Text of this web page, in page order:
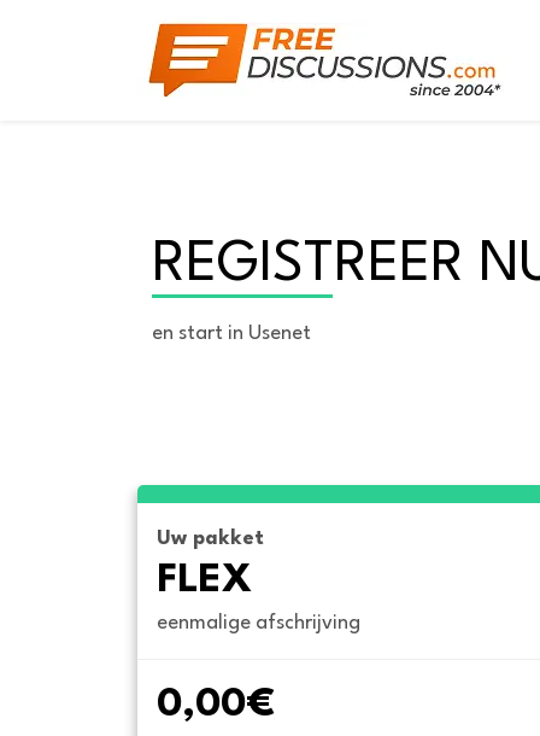
REGISTREER
en start in Usenet
Uw pakket
FLEX
eenmalige afschrijving
0,00€